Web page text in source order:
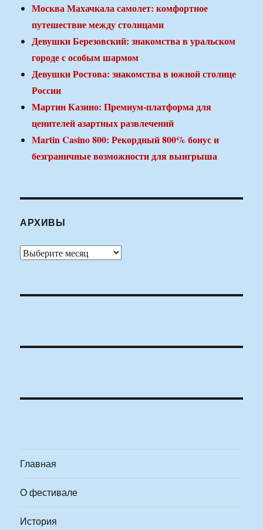
Москва Махачкала самолет: комфортное
путешествие между столицами
Девушки Березовский: знакомства в уральском
городе с особым шармом
Девушки Ростова: знакомства в южной столице
России
Мартин Казино: Премиум-платформа для
ценителей азартных развлечений
Martin Casino 800: Рекордный 800% бонус и
безграничные возможности для выигрыша
АРХИВЫ
Архивы
Главная
О фестивале
История